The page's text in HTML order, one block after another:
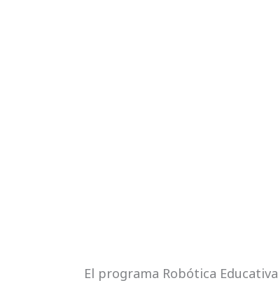
El programa Robótica Educativa